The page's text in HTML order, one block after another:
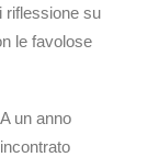
riflessione su
le favolose
A un anno